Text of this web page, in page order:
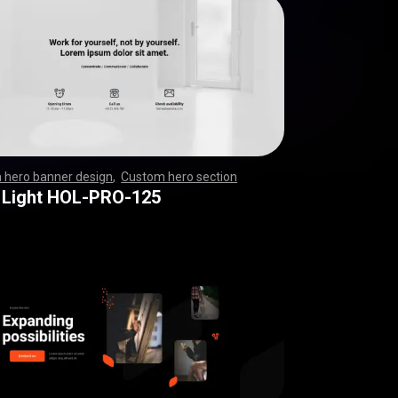
hero banner design ,Custom hero section
,,,,,,,,,,,,,,,,,,,,,, ,,,,,,,,,,,,,,,,,,,,,,,
,,,,,,,,,,,,,,,,,,,,,, ,,,,,,,,,,,,,,,,,,,,,,,
HOL-PRO-125